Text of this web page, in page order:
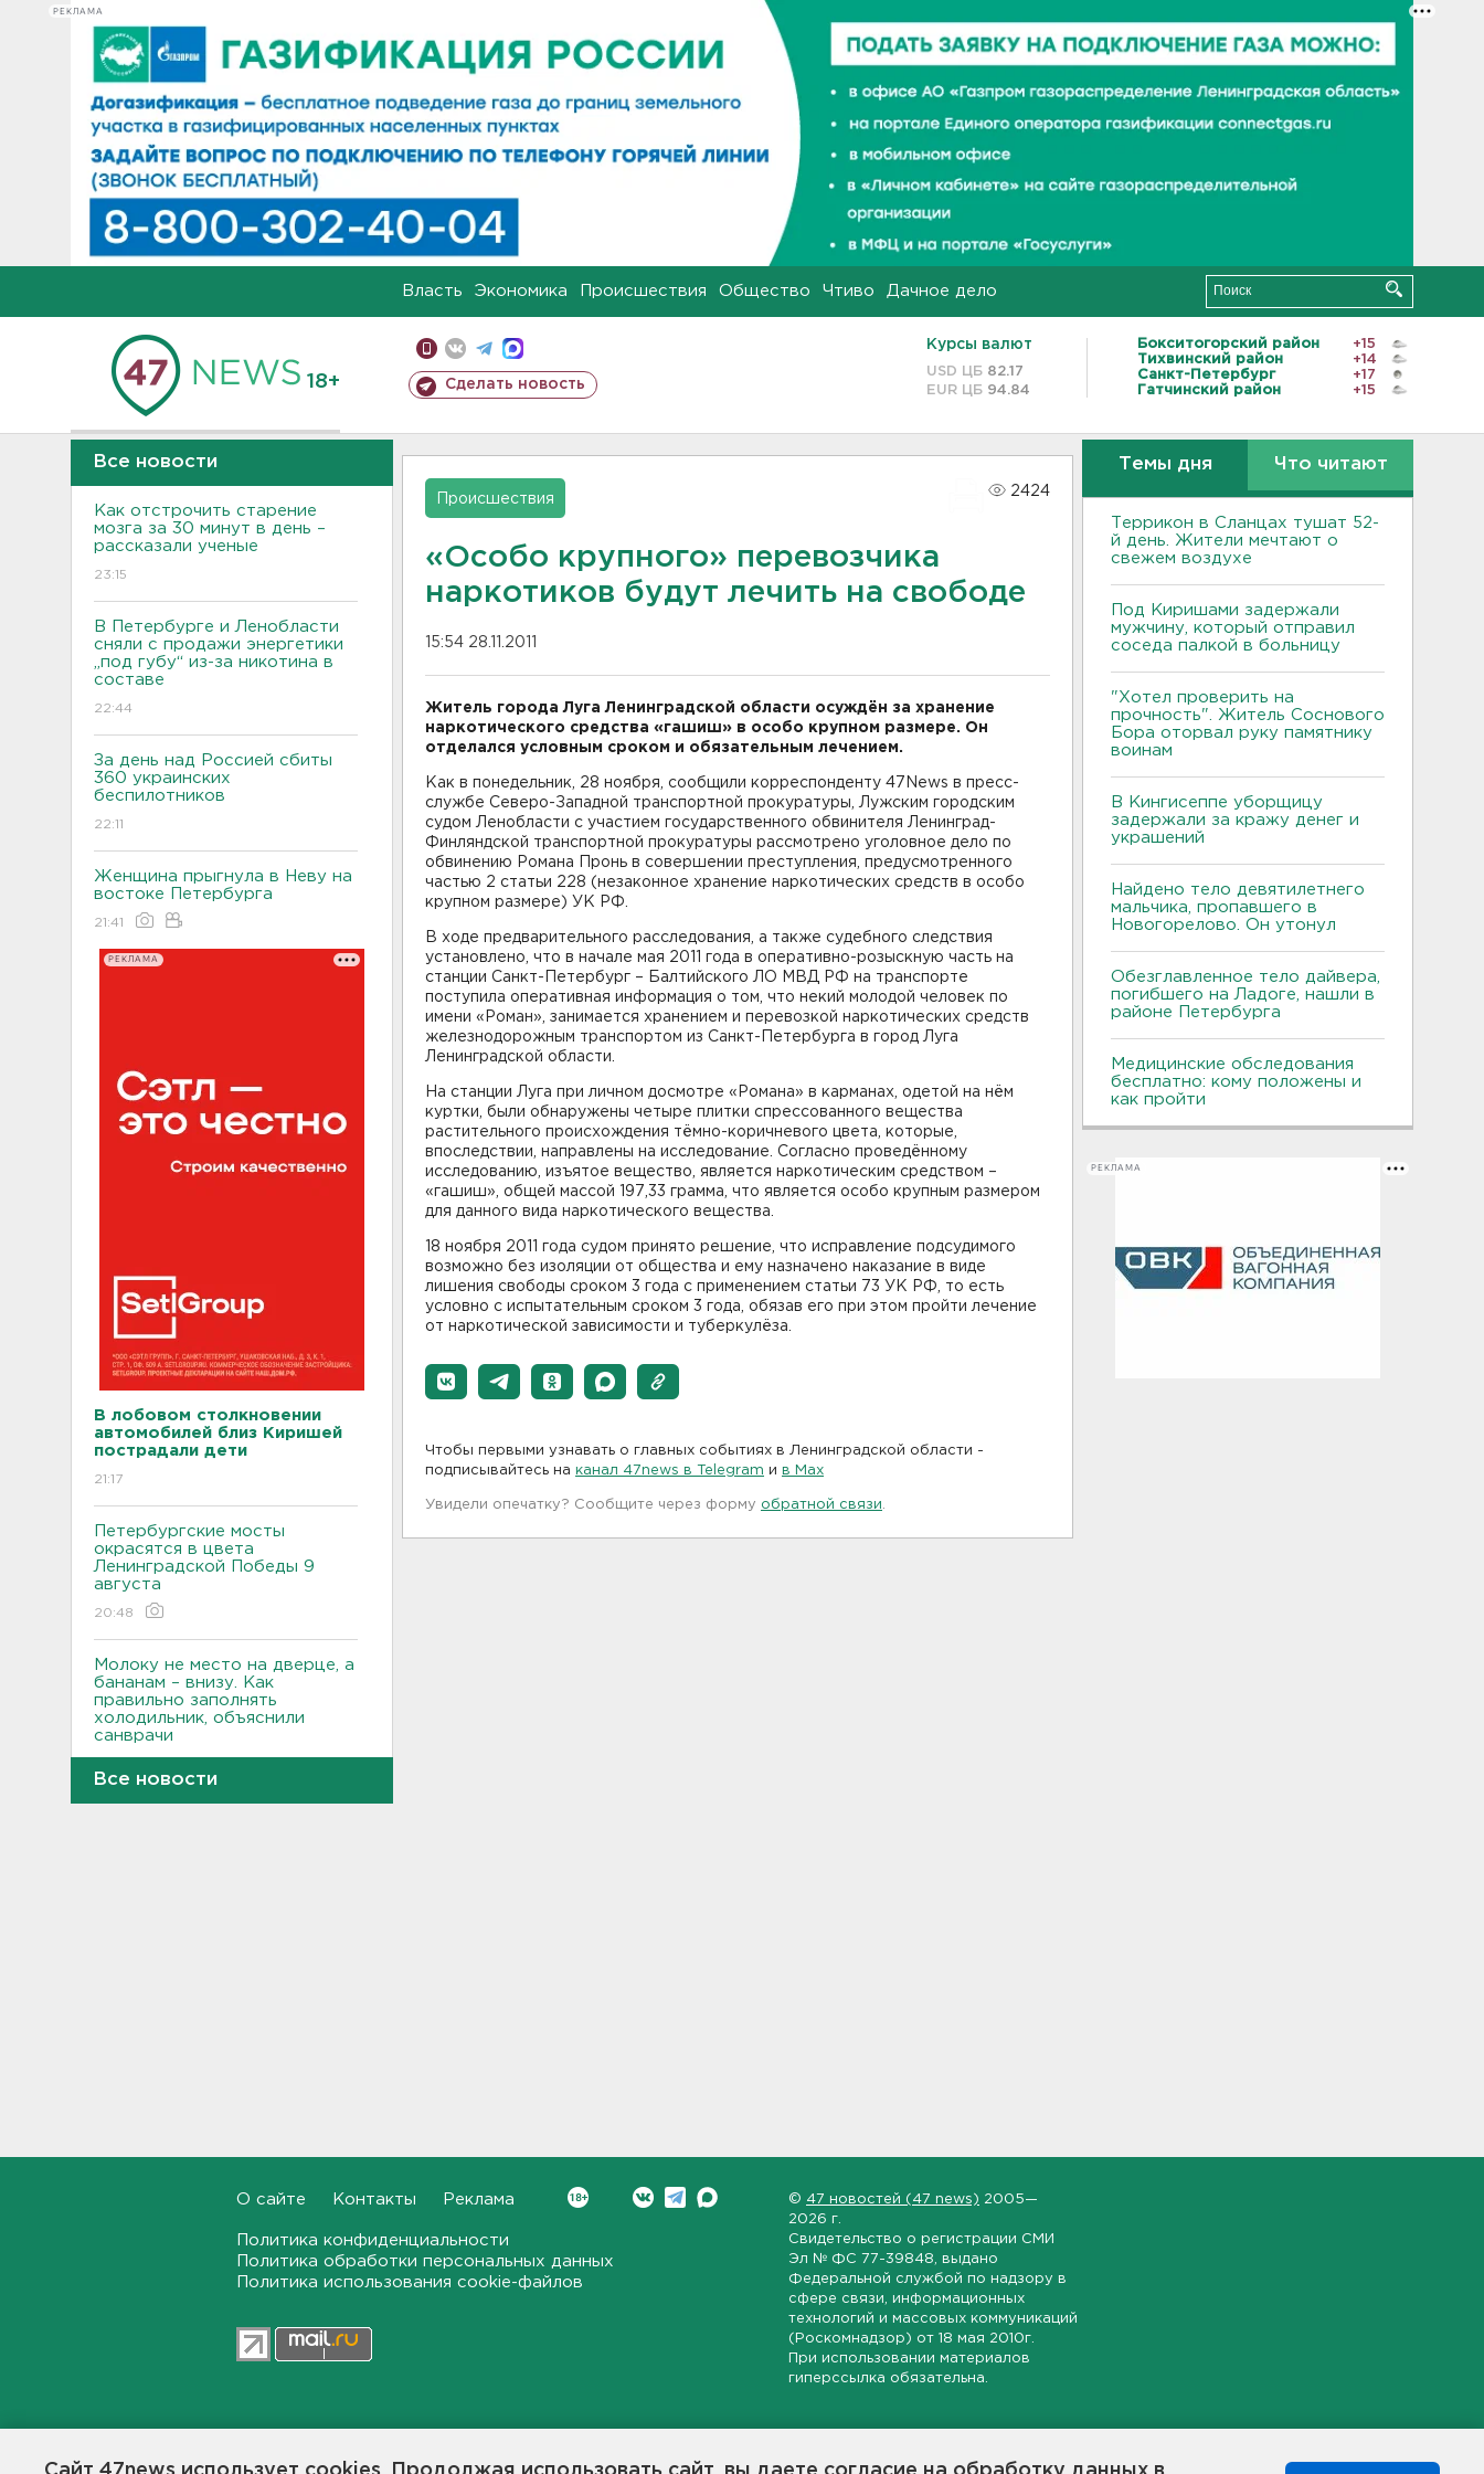
РЕКЛАМА
Власть Экономика Происшествия Общество Чтиво Дачное дело
18+ Сделать новость
Курсы валют
USD ЦБ 82.17
EUR ЦБ 94.84
Бокситогорский район
+15
Тихвинский район
+14
Санкт-Петербург
+17
Гатчинский район
+15
Все новости
Как отстрочить старение
мозга за 30 минут в день –
рассказали ученые
23:15
В Петербурге и Ленобласти
сняли с продажи энергетики
„под губу“ из-за никотина в
составе
22:44
За день над Россией сбиты
360 украинских
беспилотников
22:11
Женщина прыгнула в Неву на
востоке Петербурга
21:41
РЕКЛАМА
В лобовом столкновении
автомобилей близ Киришей
пострадали дети
21:17
Петербургские мосты
окрасятся в цвета
Ленинградской Победы 9
августа
20:48
Молоку не место на дверце, а
бананам – внизу. Как
правильно заполнять
холодильник, объяснили
санврачи
доктор" в Ленобласть
по борьбе с выгоранием
рассказал диетолог
17:00
Все новости
Происшествия
2424
«Особо крупного» перевозчика
наркотиков будут лечить на свободе
15:54 28.11.2011
Житель города Луга Ленинградской области осуждён за хранение
наркотического средства «гашиш» в особо крупном размере. Он
отделался условным сроком и обязательным лечением.
Как в понедельник, 28 ноября, сообщили корреспонденту 47News в пресс-
службе Северо-Западной транспортной прокуратуры, Лужским городским
судом Ленобласти с участием государственного обвинителя Ленинград-
Финляндской транспортной прокуратуры рассмотрено уголовное дело по
обвинению Романа Пронь в совершении преступления, предусмотренного
частью 2 статьи 228 (незаконное хранение наркотических средств в особо
крупном размере) УК РФ.
В ходе предварительного расследования, а также судебного следствия
установлено, что в начале мая 2011 года в оперативно-розыскную часть на
станции Санкт-Петербург – Балтийского ЛО МВД РФ на транспорте
поступила оперативная информация о том, что некий молодой человек по
имени «Роман», занимается хранением и перевозкой наркотических средств
железнодорожным транспортом из Санкт-Петербурга в город Луга
Ленинградской области.
На станции Луга при личном досмотре «Романа» в карманах, одетой на нём
куртки, были обнаружены четыре плитки спрессованного вещества
растительного происхождения тёмно-коричневого цвета, которые,
впоследствии, направлены на исследование. Согласно проведённому
исследованию, изъятое вещество, является наркотическим средством –
«гашиш», общей массой 197,33 грамма, что является особо крупным размером
для данного вида наркотического вещества.
18 ноября 2011 года судом принято решение, что исправление подсудимого
возможно без изоляции от общества и ему назначено наказание в виде
лишения свободы сроком 3 года с применением статьи 73 УК РФ, то есть
условно с испытательным сроком 3 года, обязав его при этом пройти лечение
от наркотической зависимости и туберкулёза.
Чтобы первыми узнавать о главных событиях в Ленинградской области -
подписывайтесь на канал 47news в Telegram и в Maх
Увидели опечатку? Сообщите через форму обратной связи
Темы дня Что читают
Террикон в Сланцах тушат 52-
й день. Жители мечтают о
свежем воздухе
Под Киришами задержали
мужчину, который отправил
соседа палкой в больницу
"Хотел проверить на
прочность". Житель Соснового
Бора оторвал руку памятнику
воинам
В Кингисеппе уборщицу
задержали за кражу денег и
украшений
Найдено тело девятилетнего
мальчика, пропавшего в
Новогорелово. Он утонул
Обезглавленное тело дайвера,
погибшего на Ладоге, нашли в
районе Петербурга
Медицинские обследования
бесплатно: кому положены и
как пройти
РЕКЛАМА
О сайте Контакты Реклама
Политика конфиденциальности
Политика обработки персональных данных
Политика использования cookie-файлов
© 47 новостей (47 news) 2005—
2026 г.
Свидетельство о регистрации СМИ
Эл № ФС 77-39848 , выдано
Федеральной службой по надзору в
сфере связи, информационных
технологий и массовых коммуникаций
(Роскомнадзор) от 18 мая 2010г.
При использовании материалов
гиперссылка обязательна.
общественной жизни в Ленинградской области, экономической и инвестиционной активности в регионе.